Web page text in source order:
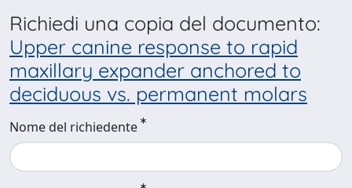
Richiedi una copia del documento:
Upper canine response to rapid
maxillary expander anchored to
deciduous vs. permanent molars
Nome del richiedente